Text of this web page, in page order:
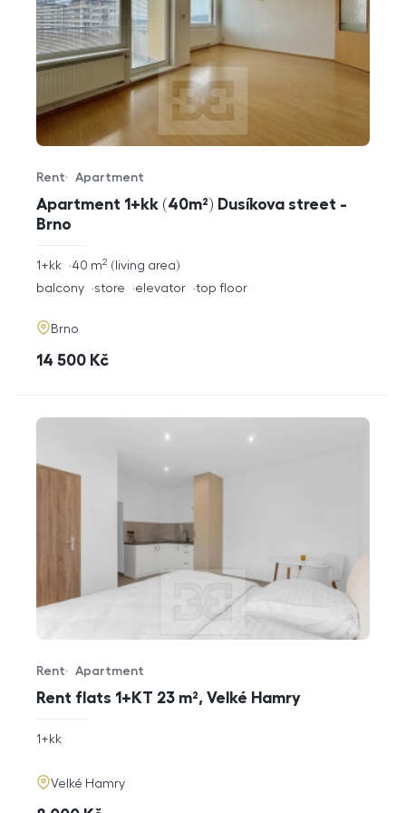
Apartment 1+kk (40m²) Dusíkova street -
Brno
Offer type
Rent
Property type
Apartment
rozměry
1+kk living area
40 m2
funkce
balcony store elevator top floor
adresa
Brno
cena
14 500 Kč
Rent flats 1+KT 23 m², Velké Hamry
Offer type
Rent
Property type
Apartment
rozměry
1+kk
adresa
Velké Hamry